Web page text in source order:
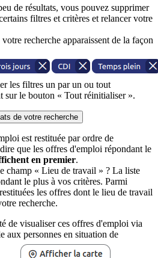
de résultats, vous pouvez supprimer
filtres et critères et relancer votre
recherche apparaissent de la façon
les filtres un par un ou tout
sur le bouton « Tout réinitialiser ».
de votre recherche
est restituée par ordre de
que les offres d'emploi répondant le
en premier.
champ « Lieu de travail » ? La liste
le plus à vos critères. Parmi
les offres dont le lieu de travail
recherche.
de visualiser ces offres d'emploi via
aux personnes en situation de